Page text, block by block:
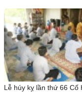
Lễ húy kỵ lần thứ 66 Cố